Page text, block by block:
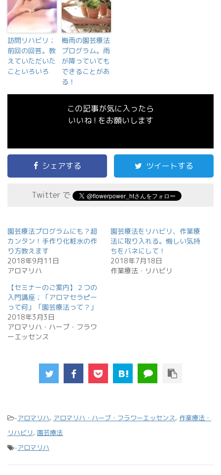
訪問リハビリ；
前回の回答。教
えていただいた
こといろいろ
梅雨の園芸療法
プログラム。雨
が降っていても
できることがあ
る！
この記事が気に入ったら
いいね ! をお願いします
シェアする ツイートする
Twitter で
園芸療法プログラムにも？超
カンタン！手作り化粧水の作
り方教えます
2018年9月11日
アロマリハ
園芸療法をリハビリ、作業療
法に取り入れる。悔しい気持
ちをバネにして！
2018年7月18日
作業療法・リハビリ
【セミナーのご案内】２つの
入門講座；「アロマセラピー
って何」「園芸療法って？」
2018年3月3日
アロマリハ・ハーブ・フラワ
ーエッセンス
-アロマリハ, アロマリハ・ハーブ・フラワーエッセンス, 作業療法・
リハビリ, 園芸療法
-アロマリハ